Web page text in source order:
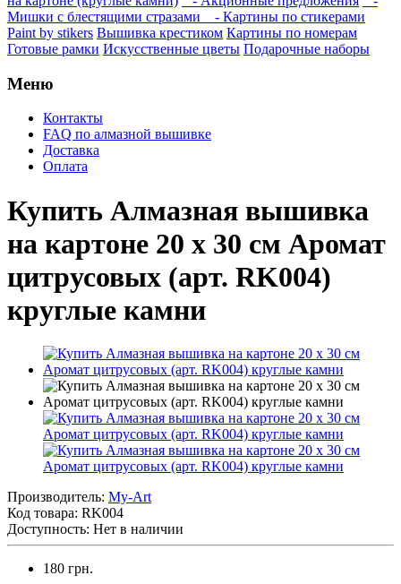
Мишки с блестящими стразами
- Картины по стикерами
Paint by stikers Вышивка крестиком Картины по номерам
Готовые рамки Искусственные цветы Подарочные наборы
Меню
Контакты
FAQ по алмазной вышивке
Доставка
Оплата
Купить Алмазная вышивка
на картоне 20 х 30 см Аромат
цитрусовых (арт. RK004)
круглые камни
Производитель: My-Art
Код товара: RK004
Доступность: Нет в наличии
180 грн.